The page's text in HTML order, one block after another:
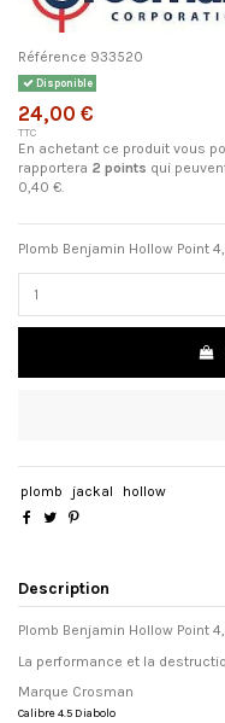
Référence 933520
Disponible
24,00 €
TTC
En achetant ce produit vous
rapportera 2 points qui
0,40 €.
Plomb Benjamin Hollow Point
plomb jackal hollow
Description
Plomb Benjamin Hollow Point
La performance et la
Marque Crosman
Calibre 4.5 Diabolo